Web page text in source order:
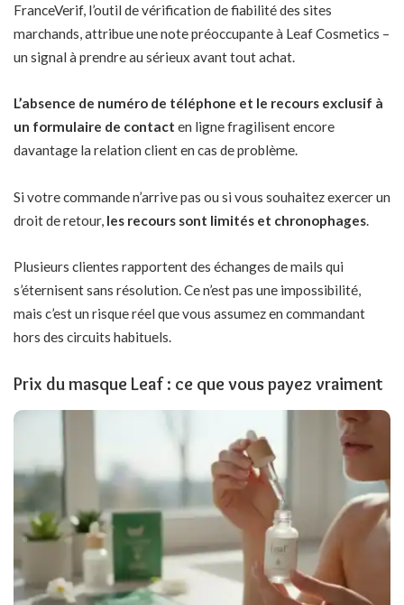
FranceVerif, l’outil de vérification de fiabilité des sites
marchands, attribue une note préoccupante à Leaf Cosmetics –
un signal à prendre au sérieux avant tout achat.
L’absence de numéro de téléphone et le recours exclusif à
un formulaire de contact en ligne fragilisent encore
davantage la relation client en cas de problème.
Si votre commande n’arrive pas ou si vous souhaitez exercer un
droit de retour, les recours sont limités et chronophages
Plusieurs clientes rapportent des échanges de mails qui
s’éternisent sans résolution. Ce n’est pas une impossibilité,
mais c’est un risque réel que vous assumez en commandant
hors des circuits habituels.
Prix du masque Leaf : ce que vous payez vraiment